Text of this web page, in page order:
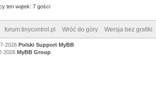
ten wątek: 7 gości
forum.tinycontrol.pl Wróć do góry Wersja bez grafiki
2026 Polski Support MyBB
2026 MyBB Group